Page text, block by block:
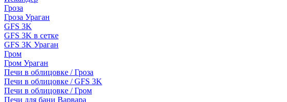
Гроза
Гроза Ураган
GFS 3K
GFS 3K в сетке
GFS 3K Ураган
Гром
Гром Ураган
Печи в облицовке / Гроза
Печи в облицовке / GFS 3K
Печи в облицовке / Гром
Печи для бани Варвара